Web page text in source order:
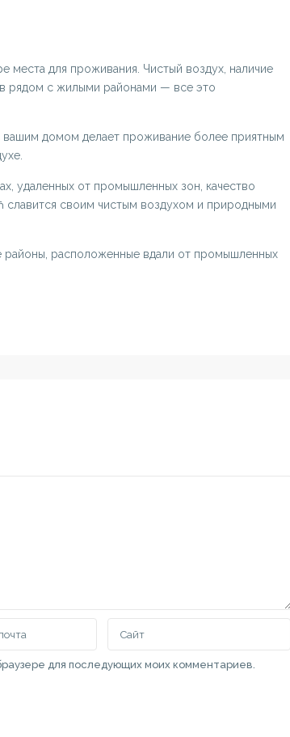
места для проживания. Чистый воздух, наличие
рядом с жилыми районами — все это
вашим домом делает проживание более приятным
удаленных от промышленных зон, качество
славится своим чистым воздухом и природными
районы, расположенные вдали от промышленных
для последующих моих комментариев.